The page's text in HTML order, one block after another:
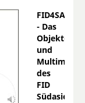
FID4SA
- Das
Objekt-
und
des
FID
Südasien